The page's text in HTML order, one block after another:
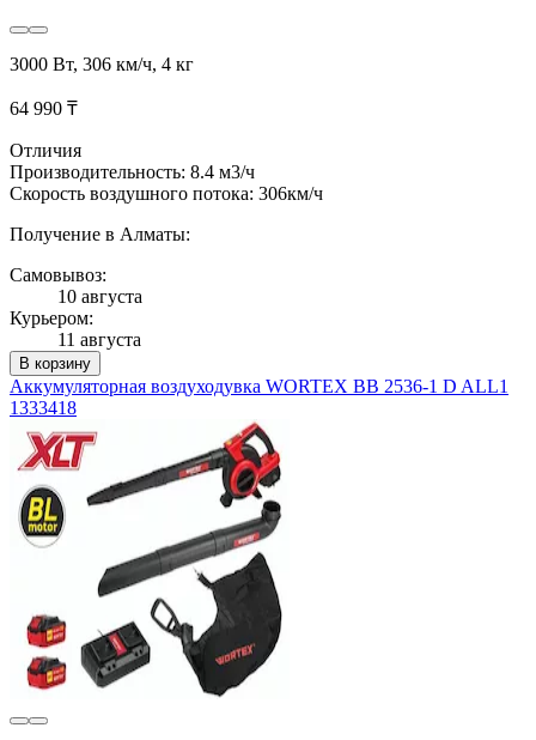
3000 Вт, 306 км/ч, 4 кг
64 990 ₸
Отличия
Производительность: 8.4 м3/ч
Скорость воздушного потока: 306км/ч
Получение в Алматы:
Самовывоз:
10 августа
Курьером:
11 августа
В корзину
Аккумуляторная воздуходувка WORTEX BB 2536-1 D ALL1
1333418